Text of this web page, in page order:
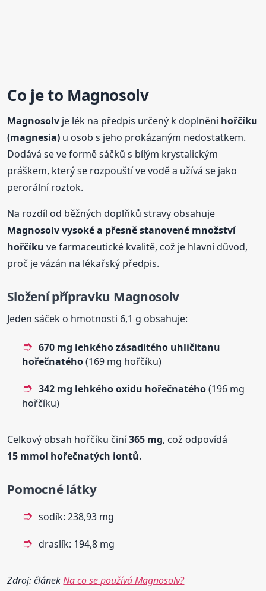
Co je to Magnosolv
Magnosolv je lék na předpis určený k doplněníhořčíku
(magnesia) u osob s jeho prokázaným nedostatkem.
Dodává se ve formě sáčků s bílým krystalickým
práškem, který se rozpouští ve vodě a užívá se jako
perorální roztok.
Na rozdíl od běžných doplňků stravy obsahuje
Magnosolv vysoké a přesně stanovené množství
hořčíku ve farmaceutické kvalitě, což je hlavní důvod,
proč je vázán na lékařský předpis.
Složení přípravku Magnosolv
Jeden sáček o hmotnosti 6,1 g obsahuje:
670 mg lehkého zásaditého uhličitanu
hořečnatého(169 mg hořčíku)
342 mg lehkého oxidu hořečnatého(196 mg
hořčíku)
Celkový obsah hořčíku činí365 mg, což odpovídá
15 mmol hořečnatých iontů.
Pomocné látky
sodík: 238,93 mg
draslík: 194,8 mg
Zdroj: článekNa co se používá Magnosolv?